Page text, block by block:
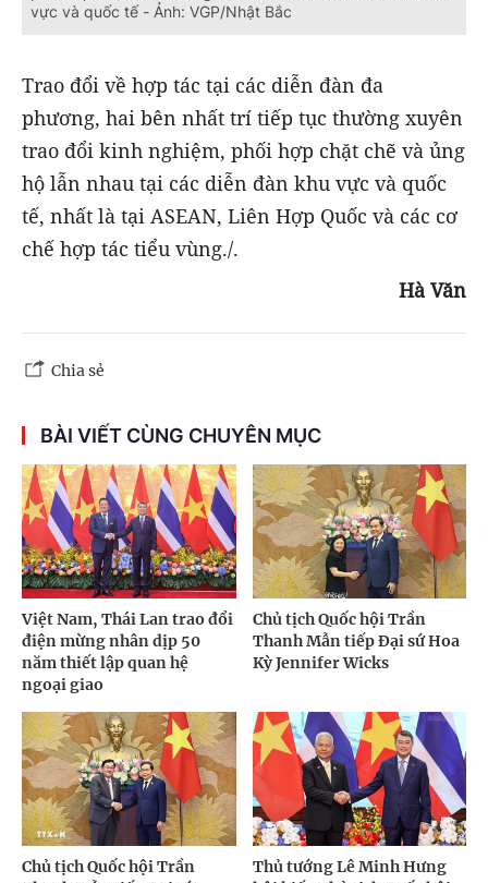
vực và quốc tế - Ảnh: VGP/Nhật Bắc
Trao đổi về hợp tác tại các diễn đàn đa
phương, hai bên nhất trí tiếp tục thường xuyên
trao đổi kinh nghiệm, phối hợp chặt chẽ và ủng
hộ lẫn nhau tại các diễn đàn khu vực và quốc
tế, nhất là tại ASEAN, Liên Hợp Quốc và các cơ
chế hợp tác tiểu vùng./.
Hà Văn
Chia sẻ
BÀI VIẾT CÙNG CHUYÊN MỤC
Việt Nam, Thái Lan trao đổi
điện mừng nhân dịp 50
năm thiết lập quan hệ
ngoại giao
Chủ tịch Quốc hội Trần
Thanh Mẫn tiếp Đại sứ Hoa
Kỳ Jennifer Wicks
Chủ tịch Quốc hội Trần
Thủ tướng Lê Minh Hưng